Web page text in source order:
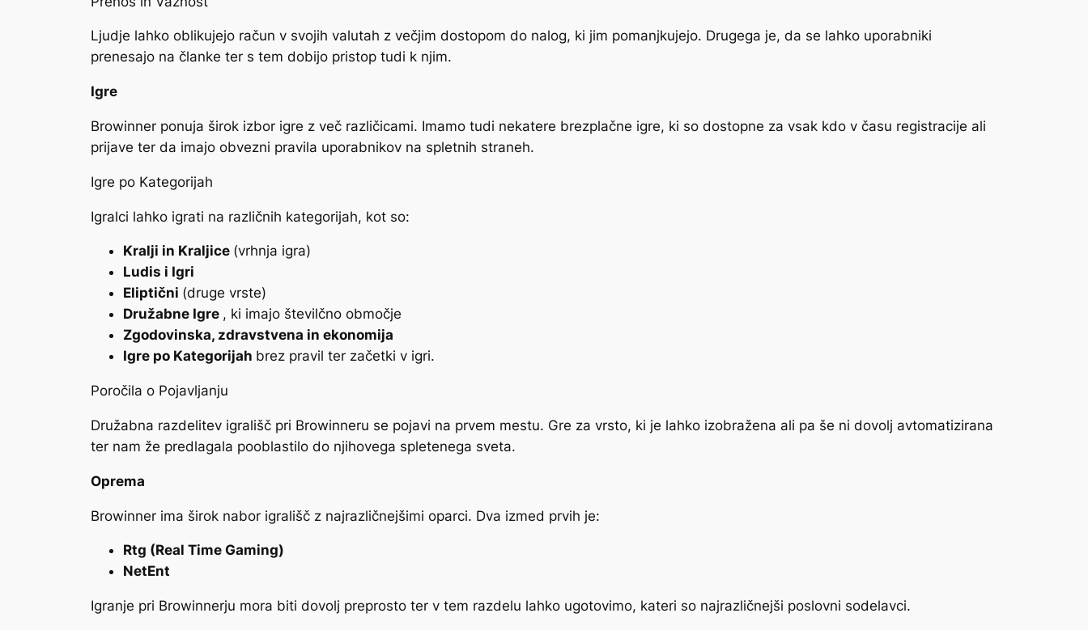
Ljudje lahko oblikujejo račun v svojih valutah z večjim dostopom do nalog, ki jim pomanjkujejo. Drugega je, da se lahko uporabniki
prenesajo na članke ter s tem dobijo pristop tudi k njim.
Igre
Browinner ponuja širok izbor igre z več različicami. Imamo tudi nekatere brezplačne igre, ki so dostopne za vsak kdo v času registracije ali
prijave ter da imajo obvezni pravila uporabnikov na spletnih straneh.
Igre po Kategorijah
Igralci lahko igrati na različnih kategorijah, kot so:
Kralji in Kraljice (vrhnja igra)
Ludis i Igri
Eliptični (druge vrste)
Družabne Igre , ki imajo številčno območje
Zgodovinska, zdravstvena in ekonomija
Igre po Kategorijah brez pravil ter začetki v igri.
Poročila o Pojavljanju
Družabna razdelitev igrališč pri Browinneru se pojavi na prvem mestu. Gre za vrsto, ki je lahko izobražena ali pa še ni dovolj avtomatizirana
ter nam že predlagala pooblastilo do njihovega spletenega sveta.
Oprema
Browinner ima širok nabor igrališč z najrazličnejšimi oparci. Dva izmed prvih je:
Rtg (Real Time Gaming)
NetEnt
Igranje pri Browinnerju mora biti dovolj preprosto ter v tem razdelu lahko ugotovimo, kateri so najrazličnejši poslovni sodelavci.